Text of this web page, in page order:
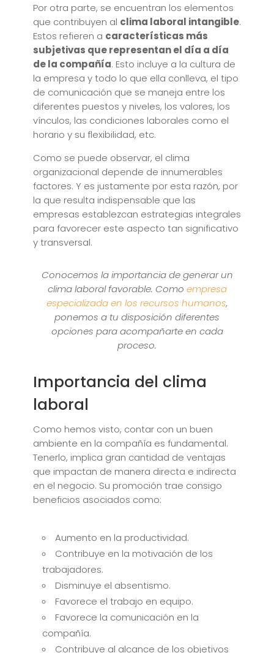
Por otra parte, se encuentran los elementos
que contribuyen al clima laboral intangible.
Estos refieren a características más
subjetivas que representan el día a día
de la compañía. Esto incluye a la cultura de
la empresa y todo lo que ella conlleva, el tipo
de comunicación que se maneja entre los
diferentes puestos y niveles, los valores, los
vínculos, las condiciones laborales como el
horario y su flexibilidad, etc.
Como se puede observar, el clima
organizacional depende de innumerables
factores. Y es justamente por esta razón, por
la que resulta indispensable que las
empresas establezcan estrategias integrales
para favorecer este aspecto tan significativo
y transversal.
Conocemos la importancia de generar un
clima laboral favorable. Como empresa
especializada en los recursos humanos,
ponemos a tu disposición diferentes
opciones para acompañarte en cada
proceso.
Importancia del clima
laboral
Como hemos visto, contar con un buen
ambiente en la compañía es fundamental.
Tenerlo, implica gran cantidad de ventajas
que impactan de manera directa e indirecta
en el negocio. Su promoción trae consigo
beneficios asociados como:
Aumento en la productividad.
Contribuye en la motivación de los
trabajadores.
Disminuye el absentismo.
Favorece el trabajo en equipo.
Favorece la comunicación en la
compañía.
Contribuye al alcance de los objetivos